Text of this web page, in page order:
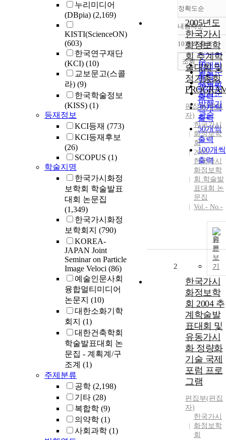
누리미디어
(DBpia) (2,169)
KISTI(ScienceON)
(603)
한국연구재단
(KCI) (10)
교보문고(스콜
라) (9)
한국학술정보
(KISS) (1)
등재정보
KCI등재 (773)
KCI등재후보
(26)
SCOPUS (1)
학술지명
한국가시화정
보학회 학술발표
대회 논문집
(1,349)
한국가시화정
보학회지 (790)
KOREA-
JAPAN Joint
Seminar on Particle
Image Veloci (86)
예술인문사회
융합멀티미디어
논문지 (10)
대한소화기학
회지 (1)
대한건축학회
학술발표대회 논
문집 - 계획계/구
조계 (1)
주제분류
공학 (2,198)
기타 (28)
복합학 (9)
의약학 (1)
사회과학 (1)
정확도순
정확도
순
인기도
순
연도순
제목순
저자순
발행기
관순
내림차순
내림차
10개씩 출력
10개씩
출력
20개씩
출력
30개씩
출력
50개씩
출력
100개씩
출력
조회
2005년도
한국가시
화정보학
회 추계학
술대회 및
정기총회
편집부(편집
자)
한국가시
화정보학
회
2005
한국가시
화정보학
회 학술발
표대회 논
문집
Vol.- No.-
원
문
보
기
2
한국가시
화정보학
회 2004 추
계학술발
표대회 및
유동가시
화 정량화
기술 국제
포럼 프로
그램
편집부(편집
자)
한국가시
화정보학
회